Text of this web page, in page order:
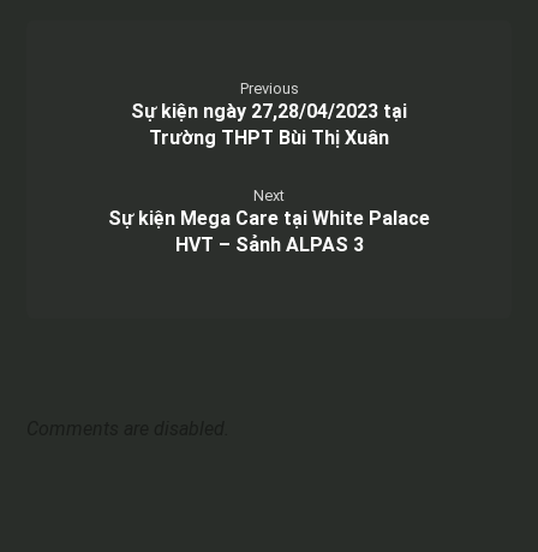
Previous
Sự kiện ngày 27,28/04/2023 tại
Trường THPT Bùi Thị Xuân
Next
Sự kiện Mega Care tại White Palace
HVT – Sảnh ALPAS 3